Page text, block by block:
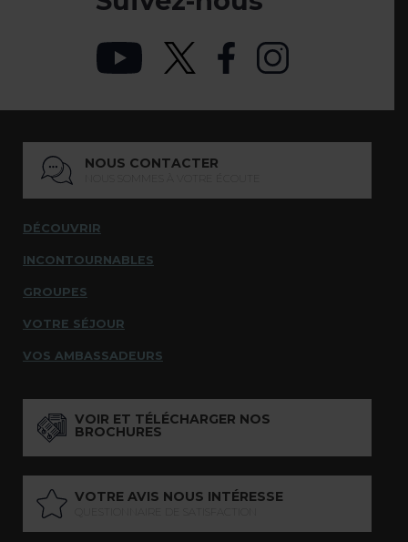
NOUS CONTACTER
DÉCOUVRIR
INCONTOURNABLES
GROUPES
VOTRE SÉJOUR
VOS AMBASSADEURS
VOIR ET TÉLÉCHARGER NOS
BROCHURES
VOTRE AVIS NOUS INTÉRESSE